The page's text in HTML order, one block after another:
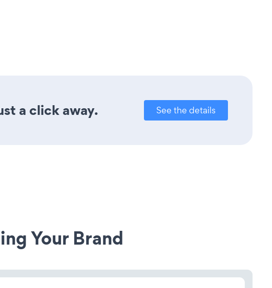
a click away. See the details
Your Brand